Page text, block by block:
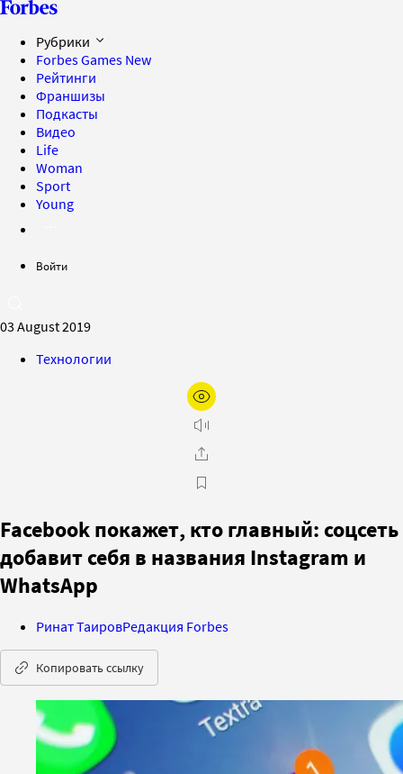
Рубрики
Forbes Games New
Рейтинги
Франшизы
Подкасты
Видео
Life
Woman
Sport
Young
Войти
03 August 2019
Технологии
Facebook покажет, кто главный: соцсеть
добавит себя в названия Instagram и
WhatsApp
Ринат ТаировРедакция Forbes
Копировать ссылку